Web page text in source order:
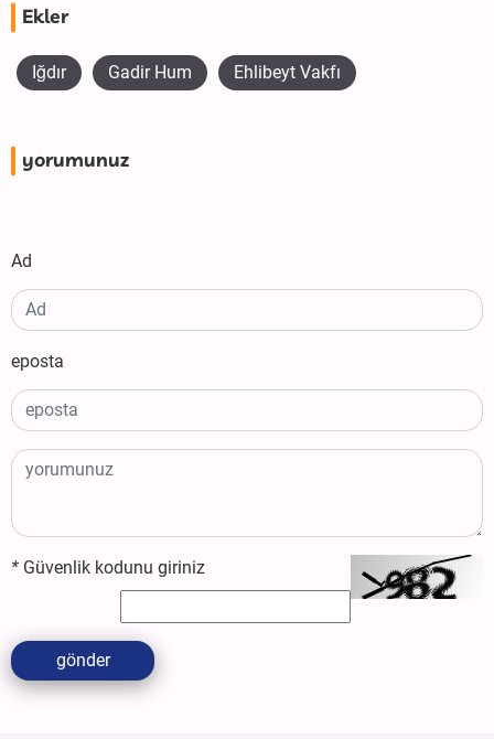
Ekler
Iğdır Gadir Hum Ehlibeyt Vakfı
yorumunuz
Ad
eposta
* Güvenlik kodunu giriniz
gönder